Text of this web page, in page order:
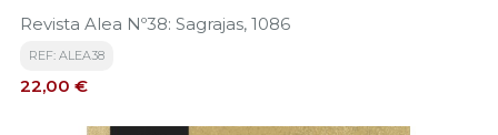
Revista Alea Nº38: Sagrajas, 1086
REF: ALEA38
Precio
22,00 €